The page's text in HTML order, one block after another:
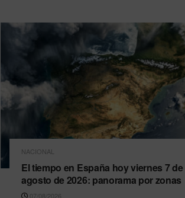
NACIONAL
El tiempo en España hoy viernes 7 de
agosto de 2026: panorama por zonas
07/08/2026